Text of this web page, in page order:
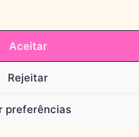
Aceitar
Rejeitar
preferências